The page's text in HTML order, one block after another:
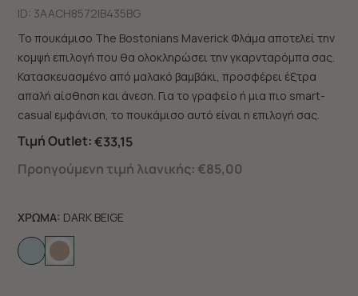
ID: 3AACH8572|B435BG
Το πουκάμισο The Bostonians Maverick Φλάμα αποτελεί την
κομψή επιλογή που θα ολοκληρώσει την γκαρνταρόμπα σας.
Κατασκευασμένο από μαλακό βαμβάκι, προσφέρει έξτρα
απαλή αίσθηση και άνεση. Για το γραφείο ή μια πιο smart-
casual εμφάνιση, το πουκάμισο αυτό είναι η επιλογή σας.
Τιμή Outlet:€33,15
Προηγούμενη τιμή λιανικής: €85,00
ΧΡΩΜΑ: DARK BEIGE